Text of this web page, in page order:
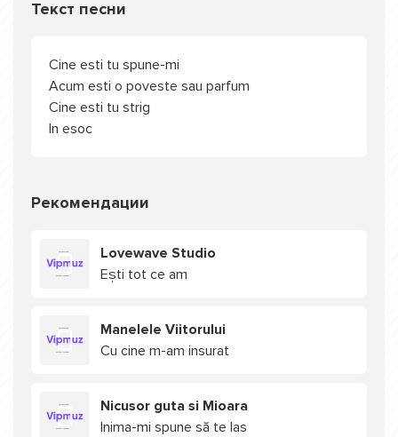
Текст песни
Cine esti tu spune-mi
Acum esti o poveste sau parfum
Cine esti tu strig
In esoc
Рекомендации
Lovewave Studio
Ești tot ce am
Manelele Viitorului
Cu cine m-am insurat
Nicusor guta si Mioara
Inima-mi spune să te las